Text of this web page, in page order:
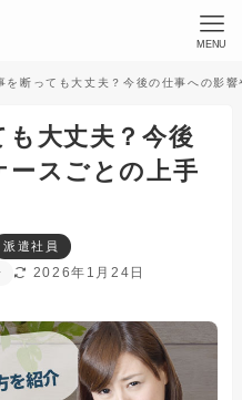
MENU
を断っても大丈夫？今後の仕事への影
大丈夫？今後
ースごとの上手
派遣社員
2026年1月24日